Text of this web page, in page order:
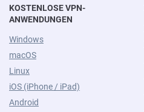
KOSTENLOSE VPN-
ANWENDUNGEN
Windows
macOS
Linux
iOS (iPhone / iPad)
Android